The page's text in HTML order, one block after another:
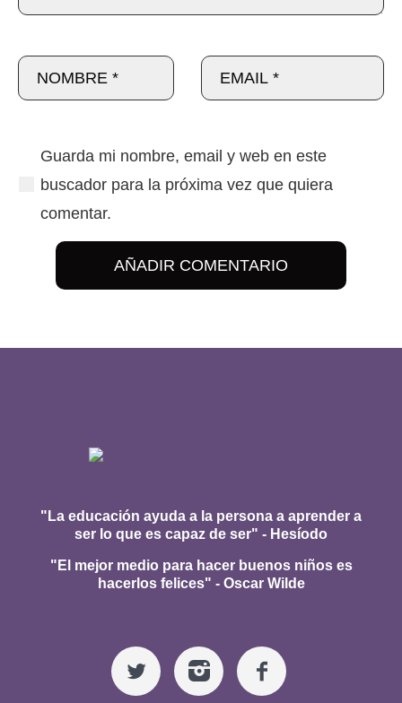
Guarda mi nombre, email y web en este
buscador para la próxima vez que quiera
comentar.
"La educación ayuda a la persona a aprender a
ser lo que es capaz de ser" - Hesíodo
"El mejor medio para hacer buenos niños es
hacerlos felices" - Oscar Wilde